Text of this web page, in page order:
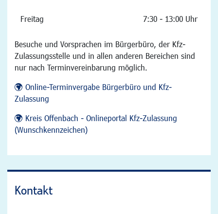
Freitag 7:30 - 13:00 Uhr
Besuche und Vorsprachen im Bürgerbüro, der Kfz-
Zulassungsstelle und in allen anderen Bereichen sind
nur nach Terminvereinbarung möglich.
Online-Terminvergabe Bürgerbüro und Kfz-
Zulassung
Kreis Offenbach - Onlineportal Kfz-Zulassung
(Wunschkennzeichen)
Kontakt